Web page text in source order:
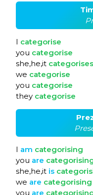
I categorise
you categorise
she,he,it categorises
we categorise
you categorise
they categorise
I am categorising
you are
she,he,it is
we are categorising
you are